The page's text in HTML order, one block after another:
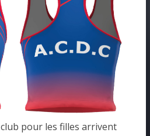
pour les filles arrivent